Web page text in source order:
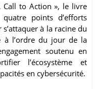
Call to Action », le livre
points d’efforts
à la racine du
à l’ordre du jour de la
soutenu en
l’écosystème et
en cybersécurité.